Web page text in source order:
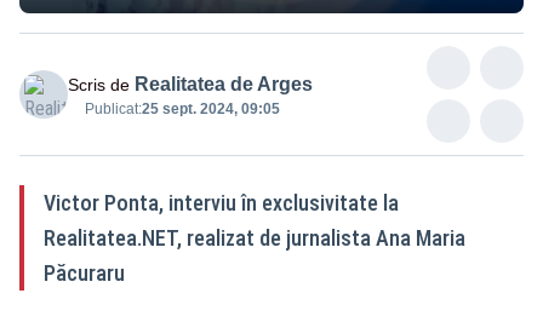
Scris de Realitatea de Arges
Publicat:25 sept. 2024, 09:05
Victor Ponta, interviu în exclusivitate la
Realitatea.NET, realizat de jurnalista Ana Maria
Păcuraru